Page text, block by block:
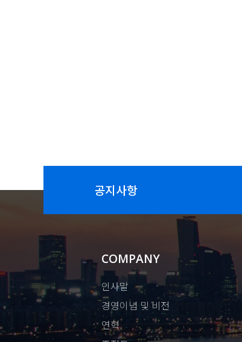
공지사항
COMPANY
인사말
경영이념 및 비전
연혁